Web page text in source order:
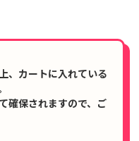
、カートに入れている
確保されますので、ご